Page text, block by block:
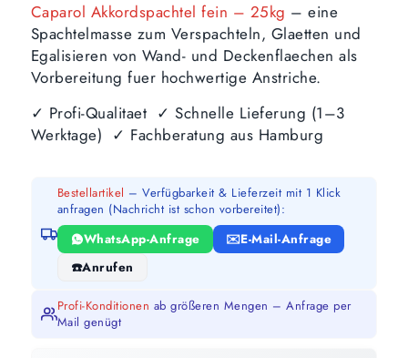
Caparol Akkordspachtel fein – 25kg – eine
Spachtelmasse zum Verspachteln, Glaetten und
Egalisieren von Wand- und Deckenflaechen als
Vorbereitung fuer hochwertige Anstriche.
✓ Profi-Qualitaet ✓ Schnelle Lieferung (1–3
Werktage) ✓ Fachberatung aus Hamburg
Bestellartikel – Verfügbarkeit & Lieferzeit mit 1 Klick
anfragen (Nachricht ist schon vorbereitet):
WhatsApp-Anfrage
E-Mail-Anfrage
Anrufen
Profi-Konditionen ab größeren Mengen – Anfrage per
Mail genügt